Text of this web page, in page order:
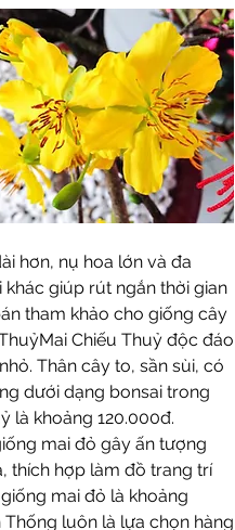
hơn, nụ hoa lớn và đa
giúp rút ngắn thời gian
tham khảo cho giống cây
Chiếu Thuỷ độc đáo
Thân cây to, sần sùi, có
dưới dạng bonsai trong
là khoảng 120.000đ.
mai đỏ gây ấn tượng
thích hợp làm đồ trang trí
mai đỏ là khoảng
luôn là lựa chọn hàng